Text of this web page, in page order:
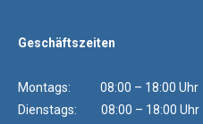
Geschäftszeiten
Montags: 08:00 – 18:00 Uhr
Dienstags: 08:00 – 18:00 Uhr